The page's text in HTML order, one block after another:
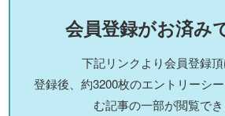
会員登録がお済み
下記リンクより会員登録頂
登録後、約3200枚のエントリーシ
む記事の一部が閲覧でき